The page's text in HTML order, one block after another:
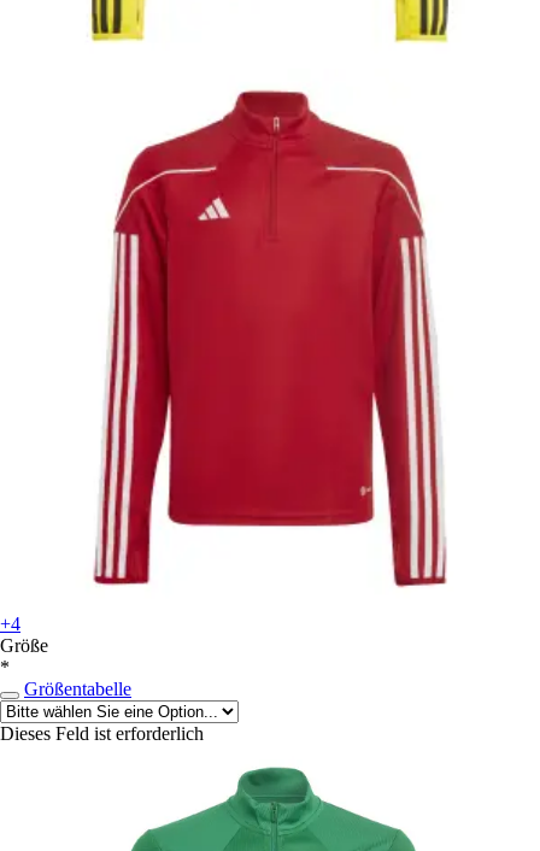
+4
Größe
*
Größentabelle
Dieses Feld ist erforderlich